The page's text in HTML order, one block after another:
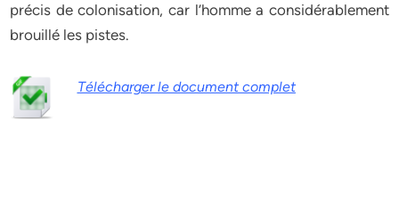
précis de colonisation, car l’homme a considérablement
brouillé les pistes.
Télécharger le document complet